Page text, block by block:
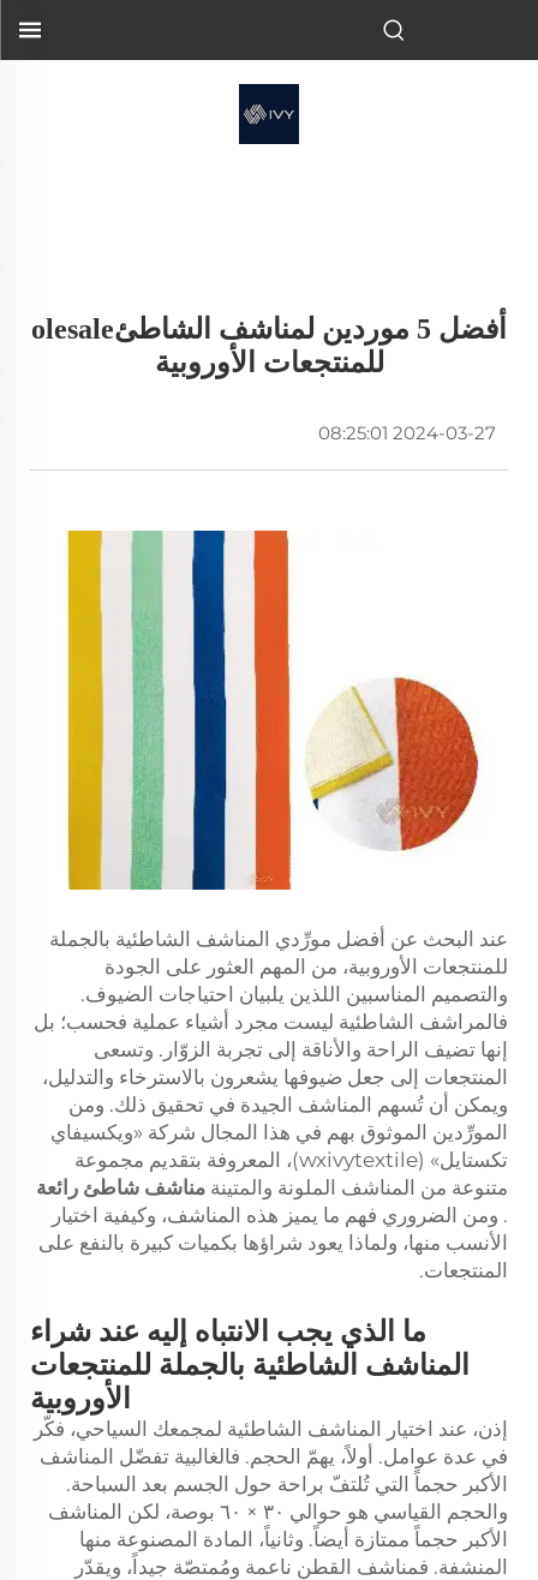
أفضل 5 موردين لمناشف الشاطئolesale
للمنتجعات الأوروبية
2024-03-27 08:25:01
عند البحث عن أفضل مورِّدي المناشف الشاطئية بالجملة
للمنتجعات الأوروبية، من المهم العثور على الجودة
والتصميم المناسبين اللذين يلبيان احتياجات الضيوف.
فالمراشف الشاطئية ليست مجرد أشياء عملية فحسب؛ بل
إنها تضيف الراحة والأناقة إلى تجربة الزوّار. وتسعى
المنتجعات إلى جعل ضيوفها يشعرون بالاسترخاء والتدليل،
ويمكن أن تُسهم المناشف الجيدة في تحقيق ذلك. ومن
المورِّدين الموثوق بهم في هذا المجال شركة «ويكسيفاي
تكستايل» (wxivytextile)، المعروفة بتقديم مجموعة
متنوعة من المناشف الملونة والمتينة مناشف شاطئ رائعة
. ومن الضروري فهم ما يميز هذه المناشف، وكيفية اختيار
الأنسب منها، ولماذا يعود شراؤها بكميات كبيرة بالنفع على
المنتجعات.
ما الذي يجب الانتباه إليه عند شراء
المناشف الشاطئية بالجملة للمنتجعات
الأوروبية
إذن، عند اختيار المناشف الشاطئية لمجمعك السياحي، فكّر
في عدة عوامل. أولاً، يهمّ الحجم. فالغالبية تفضّل المناشف
الأكبر حجماً التي تُلتفّ براحة حول الجسم بعد السباحة.
والحجم القياسي هو حوالي ٣٠ × ٦٠ بوصة، لكن المناشف
الأكبر حجماً ممتازة أيضاً. وثانياً، المادة المصنوعة منها
المنشفة. فمناشف القطن ناعمة ومُمتصّة جيداً، ويقدّر